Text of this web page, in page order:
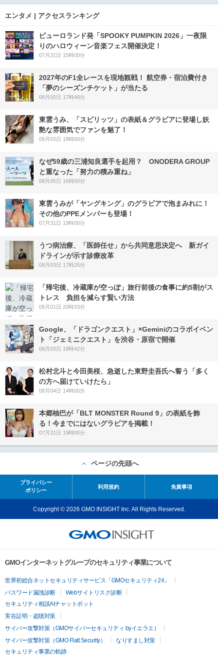
エンタメ | アクセスランキング
ピューロランド発「SPOOKY PUMPKIN 2026」一夜限
りのハロウィーン音楽フェス開催決定！
07月31日 15時00分
2027年のF1全レースを現地観戦！ 航空券・宿泊費付き
「夢のシーズンチケット」が当たる
08月05日 17時48分
東雲うみ、「スピリッツ」の表紙＆グラビアに登場し妖
艶な雰囲気でファンを魅了！
08月03日 18時00分
なぜ59歳の三浦知良選手を起用？ ONODERA GROUP
と重なった「努力の積み重ね」
08月05日 16時00分
東雲うみが「ヤングキング」のグラビアで泡まみれに！
その他のPPEメンバーも登場！
07月31日 19時00分
うつ病治療、「医師任せ」から共同意思決定へ 新ガイ
ドラインが示す診療改革
08月03日 17時25分
「帰宅後、冷蔵庫が空っぽ」旅行前後の食事に約5割がス
トレス 負担を減らす賢い方法
08月01日 20時33分
Google、「ドラゴンクエスト」×Geminiのコラボイベン
ト「ジェミニクエスト」を渋谷・原宿で開催
08月03日 18時42分
松村北斗と今田美桜、急逝した東野圭吾氏へ誓う「多く
の方へ届けていけたら」
08月04日 14時00分
本郷柚巴が「BLT MONSTER Round 9」の表紙を飾
る！今までにはないグラビアを掲載！
07月31日 19時00分
ページの先頭へ
プライバシー
ポリシー
利用規約 免責事項
Copyright © 2026 GMO INSIGHT Inc. All Rights Reserved.
GMOインターネットグループのセキュリティ事業について
世界初総合ネットセキュリティサービス「GMOセキュリティ24」
パスワード漏洩診断
Webサイトリスク診断
セキュリティ相談AIチャットボット
実在証明・盗聴対策
サイバー攻撃対策（GMOサイバーセキュリティ byイエラエ）
サイバー攻撃対策（GMO Flatt Security）
なりすまし対策
セキュリティ事業の軌跡